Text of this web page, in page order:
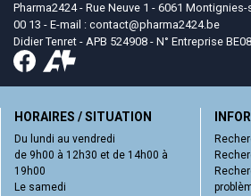
Pharma2424 - Rue Neuve 1 - 6061 Montignies-
00 13 - E-mail : contact@pharma2424.be
Didier Tenret - APB 524908 - N° Entreprise
HORAIRES / SITUATION
Du lundi au vendredi
de 9h00 à 12h30 et de 14h00 à
19h00
Le samedi